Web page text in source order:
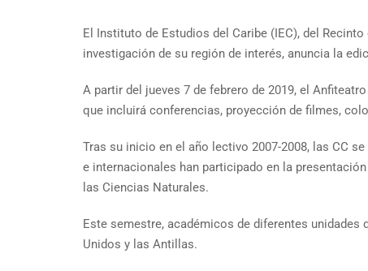
El Instituto de Estudios del Caribe (IEC), del
investigación de su región de interés, anuncia la
A partir del jueves 7 de febrero de 2019, el
que incluirá conferencias, proyección de filmes,
Tras su inicio en el año lectivo 2007-2008, las CC
e internacionales han participado en la
las Ciencias Naturales.
Este semestre, académicos de diferentes unidades
Unidos y las Antillas.